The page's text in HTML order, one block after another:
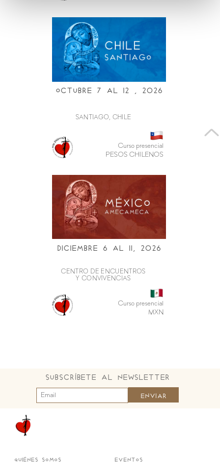
Octubre 7 al i2 , 2026
SANTIAGO, CHILE
Curso presencial
PESOS CHILENOS
Diciembre 6 al ii, 2026
CENTRO DE ENCUENTROS
Y CONVIVENCIAS
Curso presencial
MXN
Subscríbete al Newsletter
quiénes somos eventos